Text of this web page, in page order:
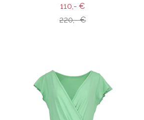
110,- €
220,- €